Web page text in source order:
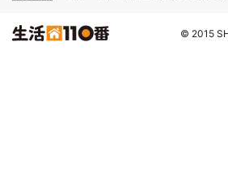
© 2015